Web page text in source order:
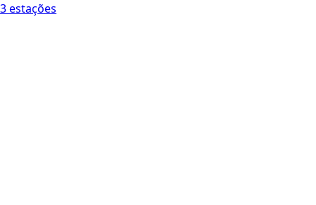
3 estações